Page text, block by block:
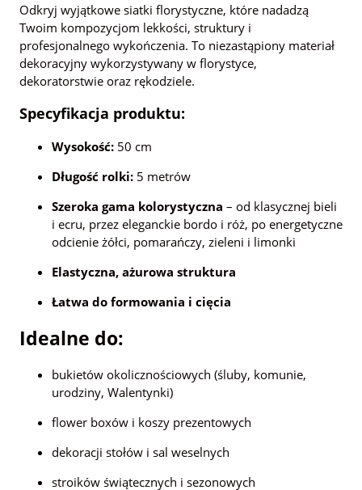
Odkryj wyjątkowe siatki florystyczne, które nadadzą
Twoim kompozycjom lekkości, struktury i
profesjonalnego wykończenia. To niezastąpiony materiał
dekoracyjny wykorzystywany w florystyce,
dekoratorstwie oraz rękodziele.
Specyfikacja produktu:
Wysokość: 50 cm
Długość rolki: 5 metrów
Szeroka gama kolorystyczna – od klasycznej bieli
i ecru, przez eleganckie bordo i róż, po energetyczne
odcienie żółci, pomarańczy, zieleni i limonki
Elastyczna, ażurowa struktura
Łatwa do formowania i cięcia
Idealne do:
bukietów okolicznościowych (śluby, komunie,
urodziny, Walentynki)
flower boxów i koszy prezentowych
dekoracji stołów i sal weselnych
stroików świątecznych i sezonowych